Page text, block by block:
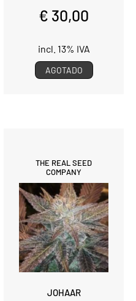
€ 30,00
incl. 13% IVA
AGOTADO
THE REAL SEED
COMPANY
JOHAAR